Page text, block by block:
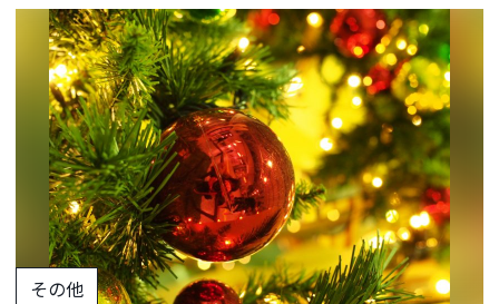
その他